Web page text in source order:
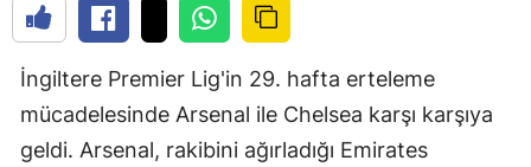
İngiltere Premier Lig'in 29. hafta erteleme
mücadelesinde Arsenal ile Chelsea karşı karşıya
geldi. Arsenal, rakibini ağırladığı Emirates